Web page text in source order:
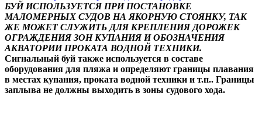
БУЙ ИСПОЛЬЗУЕТСЯ ПРИ ПОСТАНОВКЕ
МАЛОМЕРНЫХ СУДОВ НА ЯКОРНУЮ СТОЯНКУ, ТАК
ЖЕ МОЖЕТ СЛУЖИТЬ ДЛЯ КРЕПЛЕНИЯ ДОРОЖЕК
ОГРАЖДЕНИЯ ЗОН КУПАНИЯ И ОБОЗНАЧЕНИЯ
АКВАТОРИИ ПРОКАТА ВОДНОЙ ТЕХНИКИ.
Сигнальный буй также используется в составе
оборудования для пляжа и определяют границы плавания
в местах купания, проката водной техники и т.п.. Границы
заплыва не должны выходить в зоны судового хода.